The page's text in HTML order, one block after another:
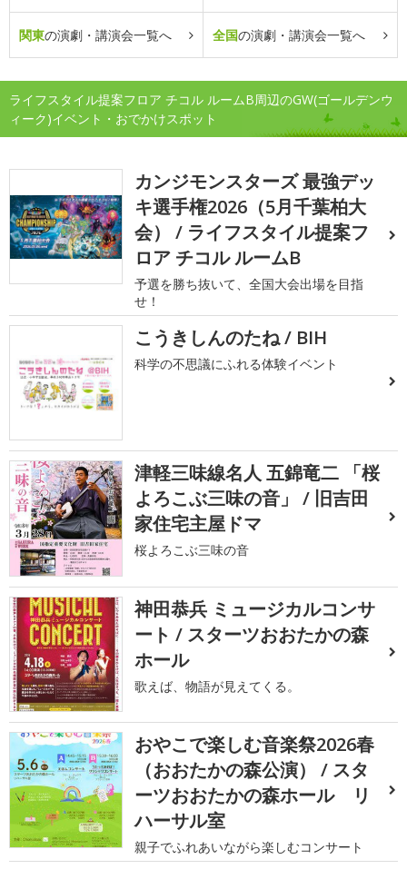
関東の演劇・講演会一覧へ 全国の演劇・講演会一覧へ
ライフスタイル提案フロア チコル ルームB周辺のGW(ゴールデンウ
ィーク)イベント・おでかけスポット
カンジモンスターズ 最強デッ
キ選手権2026（5月千葉柏大
会） / ライフスタイル提案フ
ロア チコル ルームB
予選を勝ち抜いて、全国大会出場を目指
せ！
こうきしんのたね / BIH
科学の不思議にふれる体験イベント
津軽三味線名人 五錦竜二 「桜
よろこぶ三味の音」 / 旧吉田
家住宅主屋ドマ
桜よろこぶ三味の音
神田恭兵 ミュージカルコンサ
ート / スターツおおたかの森
ホール
歌えば、物語が見えてくる。
おやこで楽しむ音楽祭2026春
（おおたかの森公演） / スタ
ーツおおたかの森ホール リ
ハーサル室
親子でふれあいながら楽しむコンサート